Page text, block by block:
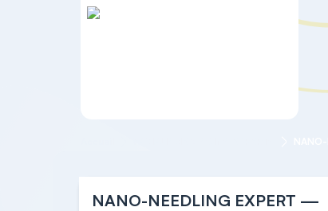
NANO-NEEDLING EXPERT —